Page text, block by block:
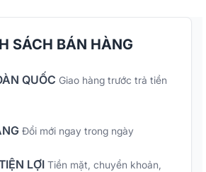
SÁCH BÁN HÀNG
QUỐC Giao hàng trước trả tiền
Đổi mới ngay trong ngày
LỢI Tiền mặt, chuyển khoản,